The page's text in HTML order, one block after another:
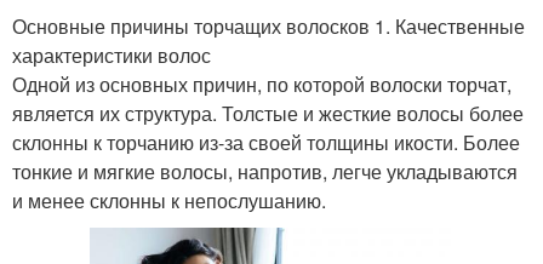
Основные причины торчащих волосков 1. Качественные
характеристики волос
Одной из основных причин, по которой волоски торчат,
является их структура. Толстые и жесткие волосы более
склонны к торчанию из-за своей толщины икости. Более
тонкие и мягкие волосы, напротив, легче укладываются
и менее склонны к непослушанию.